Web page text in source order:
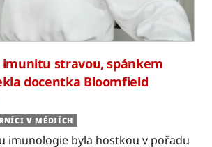
imunitu stravou, spánkem
docentka Bloomfield
V MÉDIÍCH
imunologie byla hostkou v pořadu